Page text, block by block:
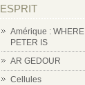
ESPRIT
Amérique : WHERE
PETER IS
AR GEDOUR
Cellules